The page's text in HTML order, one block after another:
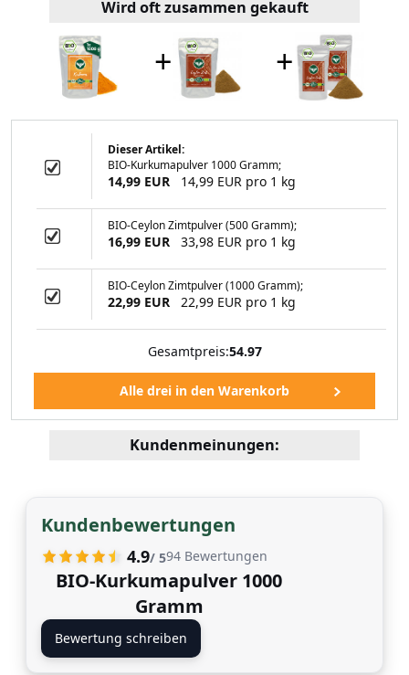
(1000 Gramm)
EUR
Wird oft zusammen gekauft
+ +
Dieser Artikel:
BIO-Kurkumapulver 1000 Gramm;
14,99 EUR 14,99 EUR pro 1 kg
BIO-Ceylon Zimtpulver (500 Gramm);
16,99 EUR 33,98 EUR pro 1 kg
BIO-Ceylon Zimtpulver (1000 Gramm);
22,99 EUR 22,99 EUR pro 1 kg
Gesamtpreis:54.97
Kundenmeinungen:
Kundenbewertungen
4.9/ 594 Bewertungen
BIO-Kurkumapulver 1000
Gramm
Bewertung schreiben